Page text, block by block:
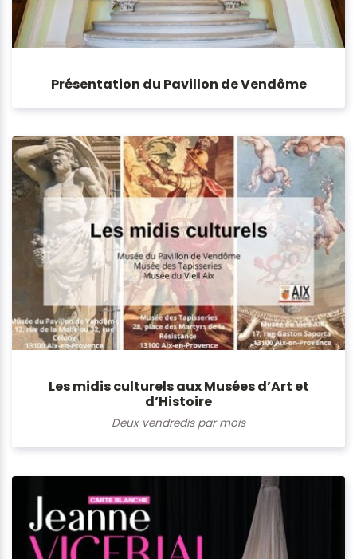
Présentation du Pavillon de Vendôme
Les midis culturels aux Musées d’Art et
d’Histoire
Deux vendredis par mois